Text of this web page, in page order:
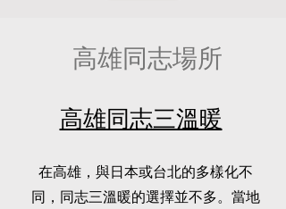
​高雄同志場所
高雄同志三溫暖
在高雄，與日本或台北的多樣化不
同，同志三溫暖的選擇並不多。當地